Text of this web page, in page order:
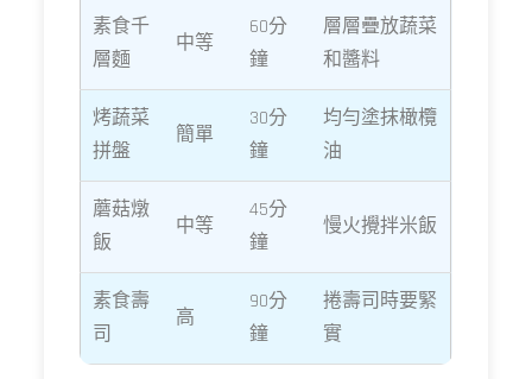
素食千
層麵
中等
60分
鐘
層層疊放蔬菜
和醬料
烤蔬菜
拼盤
簡單
30分
鐘
均勻塗抹橄欖
油
蘑菇燉
飯
中等
45分
鐘
慢火攪拌米飯
素食壽
司
高
90分
鐘
捲壽司時要緊
實